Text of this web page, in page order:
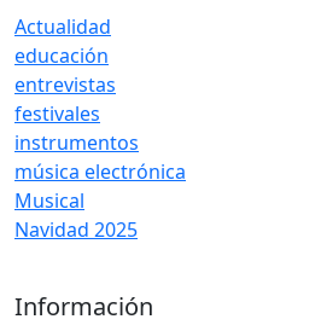
Actualidad
educación
entrevistas
festivales
instrumentos
música electrónica
Musical
Navidad 2025
Información